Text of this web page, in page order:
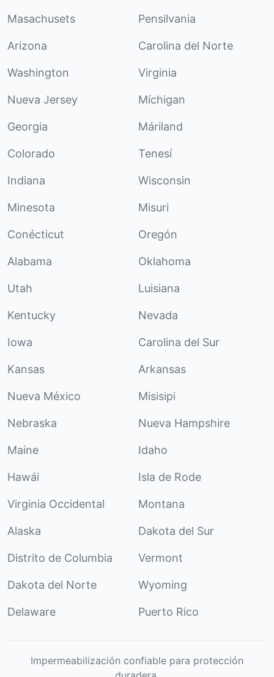
Masachusets Pensilvania
Arizona Carolina del Norte
Washington Virginia
Nueva Jersey Míchigan
Georgia Máriland
Colorado Tenesí
Indiana Wisconsin
Minesota Misuri
Conécticut Oregón
Alabama Oklahoma
Utah Luisiana
Kentucky Nevada
Iowa Carolina del Sur
Kansas Arkansas
Nueva México Misisipi
Nebraska Nueva Hampshire
Maine Idaho
Hawái Isla de Rode
Virginia Occidental Montana
Alaska Dakota del Sur
Distrito de Columbia Vermont
Dakota del Norte Wyoming
Delaware Puerto Rico
Impermeabilización confiable para protección